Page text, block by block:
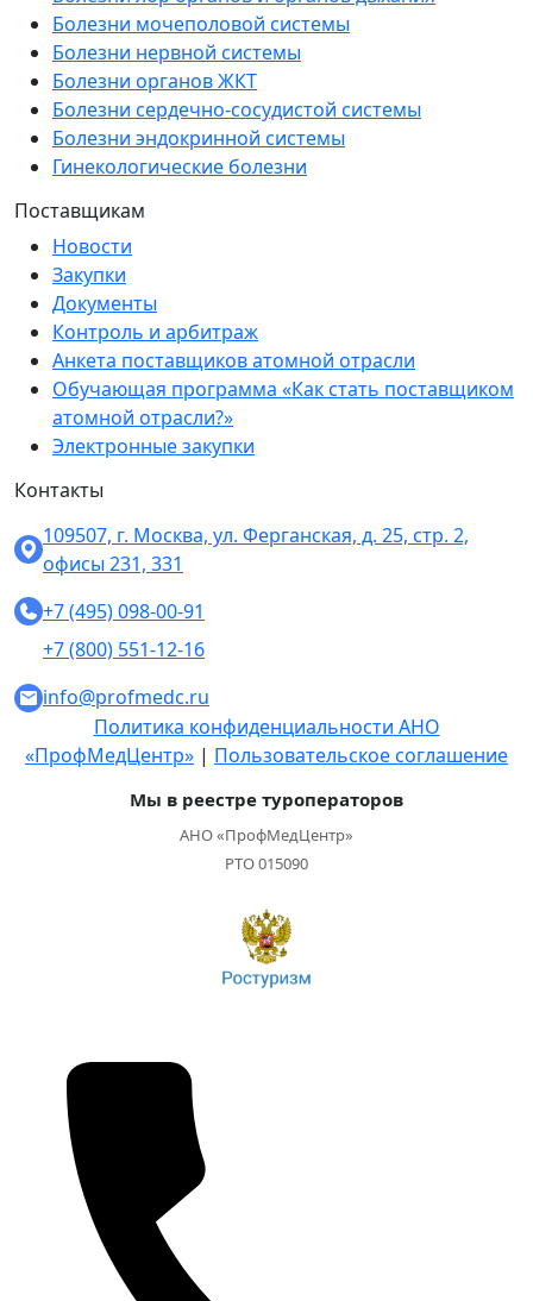
Болезни мочеполовой системы
Болезни нервной системы
Болезни органов ЖКТ
Болезни сердечно-сосудистой системы
Болезни эндокринной системы
Гинекологические болезни
Поставщикам
Новости
Закупки
Документы
Контроль и арбитраж
Анкета поставщиков атомной отрасли
Обучающая программа «Как стать поставщиком
атомной отрасли?»
Электронные закупки
Контакты
109507, г. Москва, ул. Ферганская, д. 25, стр. 2,
офисы 231, 331
+7 (495) 098-00-91
+7 (800) 551-12-16
info@profmedc.ru
Политика конфиденциальности АНО
«ПрофМедЦентр» | Пользовательское соглашение
Мы в реестре туроператоров
АНО «ПрофМедЦентр»
РТО 015090